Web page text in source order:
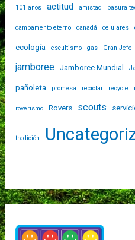
101 años actitud amistad basura
campamento eterno canadá celulares
ecología escultismo gas Gran Jefe
jamboree Jamboree Mundial
pañoleta promesa reciclar recycle
roverismo Rovers scouts
tradición